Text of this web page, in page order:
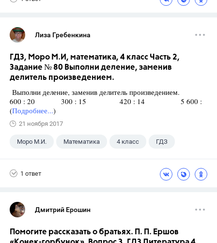
Лиза Гребенкина
ГДЗ, Моро М.И, математика, 4 класс Часть 2,
Задание № 80 Выполни деление, заменив
делитель произведением.
Выполни деление, заменив делитель произведением.
600 : 20 300 : 15 420 : 14 5 600 :
(Подробнее...)
21 ноября 2017
Моро М.И. Математика 4 класс ГДЗ
1 ответ
Дмитрий Ерошин
Помогите рассказать о братьях. П. П. Ершов